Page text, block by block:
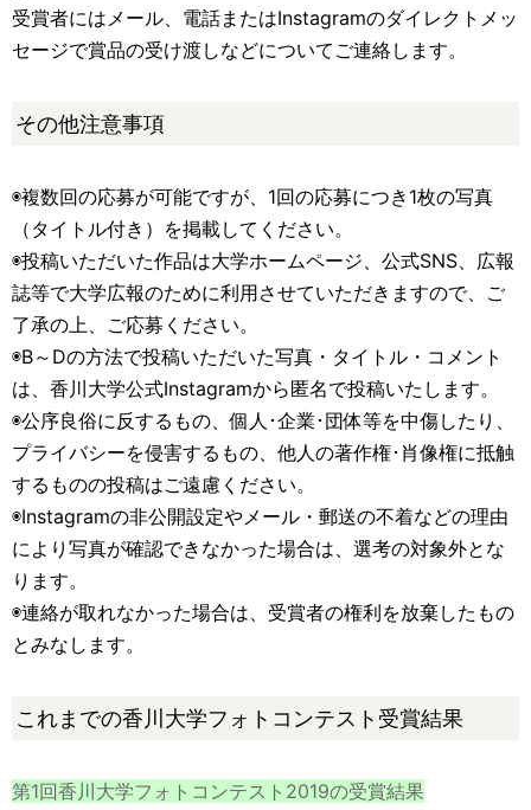
受賞者にはメール、電話またはInstagramのダイレクトメッ
セージで賞品の受け渡しなどについてご連絡します。
その他注意事項
◉複数回の応募が可能ですが、1回の応募につき1枚の写真
（タイトル付き）を掲載してください。
◉投稿いただいた作品は大学ホームページ、公式SNS、広報
誌等で大学広報のために利用させていただきますので、ご
了承の上、ご応募ください。
◉B～Dの方法で投稿いただいた写真・タイトル・コメント
は、香川大学公式Instagramから匿名で投稿いたします。
◉公序良俗に反するもの、個人･企業･団体等を中傷したり、
プライバシーを侵害するもの、他人の著作権･肖像権に抵触
するものの投稿はご遠慮ください。
◉Instagramの非公開設定やメール・郵送の不着などの理由
により写真が確認できなかった場合は、選考の対象外とな
ります。
◉連絡が取れなかった場合は、受賞者の権利を放棄したもの
とみなします。
これまでの香川大学フォトコンテスト受賞結果
第1回香川大学フォトコンテスト2019の受賞結果